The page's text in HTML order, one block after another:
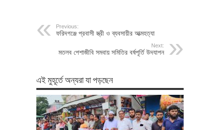
Previous:
ফরিদগঞ্জে প্রবাসী স্ত্রী ও ব্যবসায়ীর আত্মহত্যা
Next:
মতলব পেশাজীবি সমবায় সমিতির বর্ষপূর্তি উদযাপন
এই মুহূর্তে অন্যরা যা পড়ছেন